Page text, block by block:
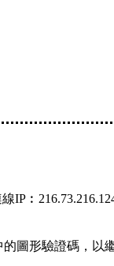
圖形驗證碼，以